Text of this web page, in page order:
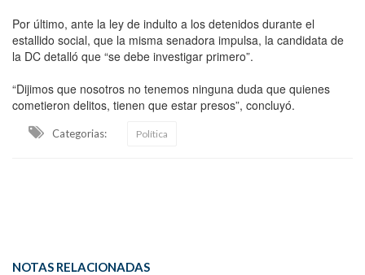
Por último, ante la ley de indulto a los detenidos durante el
estallido social, que la misma senadora impulsa, la candidata de
la DC detalló que “se debe investigar primero”.
“Dijimos que nosotros no tenemos ninguna duda que quienes
cometieron delitos, tienen que estar presos”, concluyó.
Categorias: Política
NOTAS RELACIONADAS